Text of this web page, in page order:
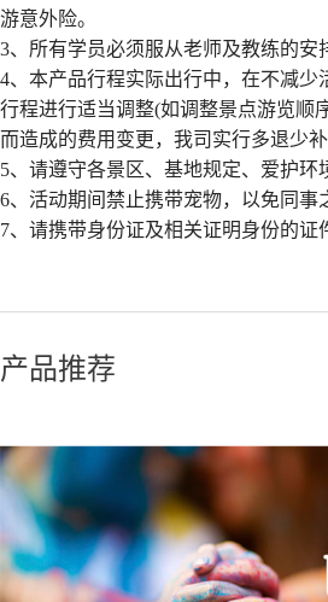
游意外险。
3、所有学员必须服从老师及教练的
4、本产品行程实际出行中，在不减
行程进行适当调整(如调整景点游览顺
而造成的费用变更，我司实行多退少补
5、请遵守各景区、基地规定、爱护
6、活动期间禁止携带宠物，以免同事
7、请携带身份证及相关证明身份的
产品推荐